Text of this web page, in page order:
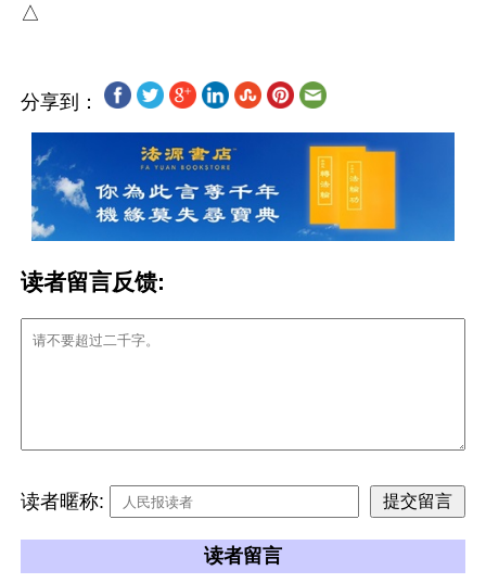
分享到：
读者留言反馈:
读者暱称:
读者留言